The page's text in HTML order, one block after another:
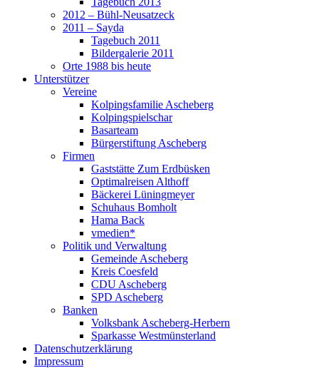
2012 – Bühl-Neusatzeck
2011 – Sayda
Tagebuch 2011
Bildergalerie 2011
Orte 1988 bis heute
Unterstützer
Vereine
Kolpingsfamilie Ascheberg
Kolpingspielschar
Basarteam
Bürgerstiftung Ascheberg
Firmen
Gaststätte Zum Erdbüsken
Optimalreisen Althoff
Bäckerei Lüningmeyer
Schuhaus Bomholt
Hama Back
vmedien*
Politik und Verwaltung
Gemeinde Ascheberg
Kreis Coesfeld
CDU Ascheberg
SPD Ascheberg
Banken
Volksbank Ascheberg-Herbern
Sparkasse Westmünsterland
Datenschutzerklärung
Impressum